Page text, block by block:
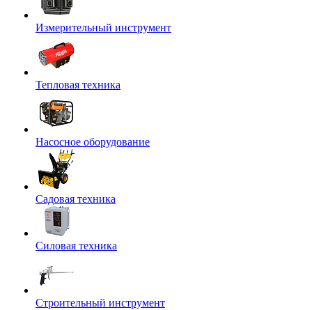
Измерительный инструмент
Тепловая техника
Насосное оборудование
Садовая техника
Силовая техника
Строительный инструмент